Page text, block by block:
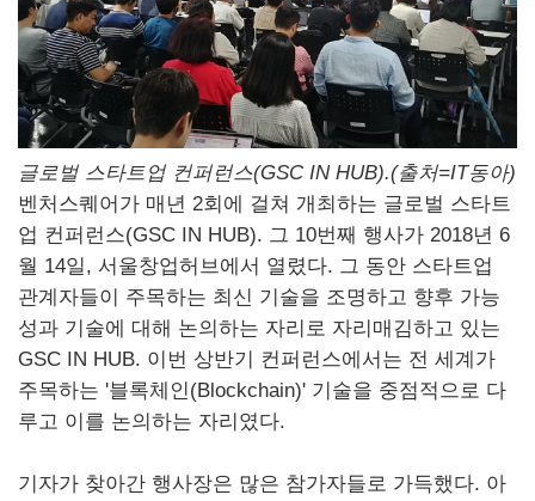
글로벌 스타트업 컨퍼런스(GSC IN HUB).(출처=IT동아)
벤처스퀘어가 매년 2회에 걸쳐 개최하는 글로벌 스타트
업 컨퍼런스(GSC IN HUB). 그 10번째 행사가 2018년 6
월 14일, 서울창업허브에서 열렸다. 그 동안 스타트업
관계자들이 주목하는 최신 기술을 조명하고 향후 가능
성과 기술에 대해 논의하는 자리로 자리매김하고 있는
GSC IN HUB. 이번 상반기 컨퍼런스에서는 전 세계가
주목하는 '블록체인(Blockchain)' 기술을 중점적으로 다
루고 이를 논의하는 자리였다.
기자가 찾아간 행사장은 많은 참가자들로 가득했다. 아